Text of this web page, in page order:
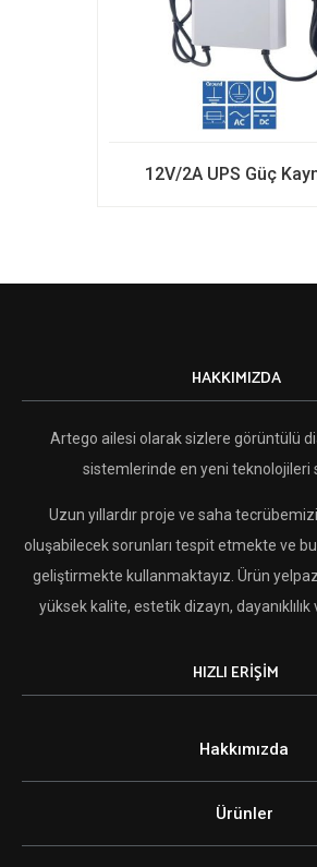
12V/2A UPS Güç
HAKKIMIZDA
Artego ailesi olarak sizlere görüntülü
sistemlerinde en yeni teknolojileri
Uzun yıllardır proje ve saha
oluşabilecek sorunları tespit etmekte ve
geliştirmekte kullanmaktayız. Ürün
yüksek kalite, estetik dizayn, dayanıklılık
HIZLI ERİŞİM
Hakkımızda
Ürünler